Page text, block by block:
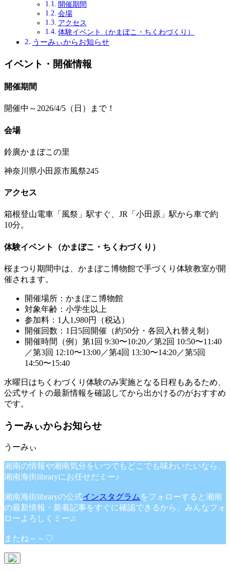
開催期間
会場
アクセス
体験イベント（かまぼこ・ちくわづくり）
うーみぃからお知らせ
イベント・開催情報
開催期間
開催中～2026/4/5（日）まで！
会場
鈴廣かまぼこの里
神奈川県小田原市風祭245
アクセス
箱根登山電車「風祭」駅すぐ、JR「小田原」駅から車で約
10分。
体験イベント（かまぼこ・ちくわづくり）
桜まつり期間中は、かまぼこ博物館で手づくり体験教室が開
催されます。
開催場所：かまぼこ博物館
対象年齢：小学生以上
参加料：1人1,980円（税込）
開催回数：1日5回開催（約50分・各回入れ替え制）
開催時間（例）第1回 9:30〜10:20／第2回 10:50〜11:40
／第3回 12:10〜13:00／第4回 13:30〜14:20／第5回
14:50〜15:40
水曜日はちくわづくり体験のみ実施となる日程もあるため、
公式サイトの最新情報を確認してから出かけるのがおすすめ
です。
うーみぃからお知らせ
湘南の情報や湘南気分をいつでもどこでも味わいたいなら、
湘南海街libraryにお任せだミー♪
湘南海街libraryの公式インスタグラム をフォローすると湘南
の最新情報・新着記事をすぐに確認できるから、みんなフォ
ローよろしくミー♫
またね～～♡